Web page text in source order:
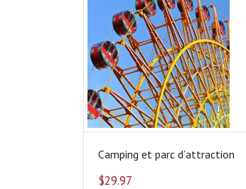
Camping et parc dʼattraction
$29.97